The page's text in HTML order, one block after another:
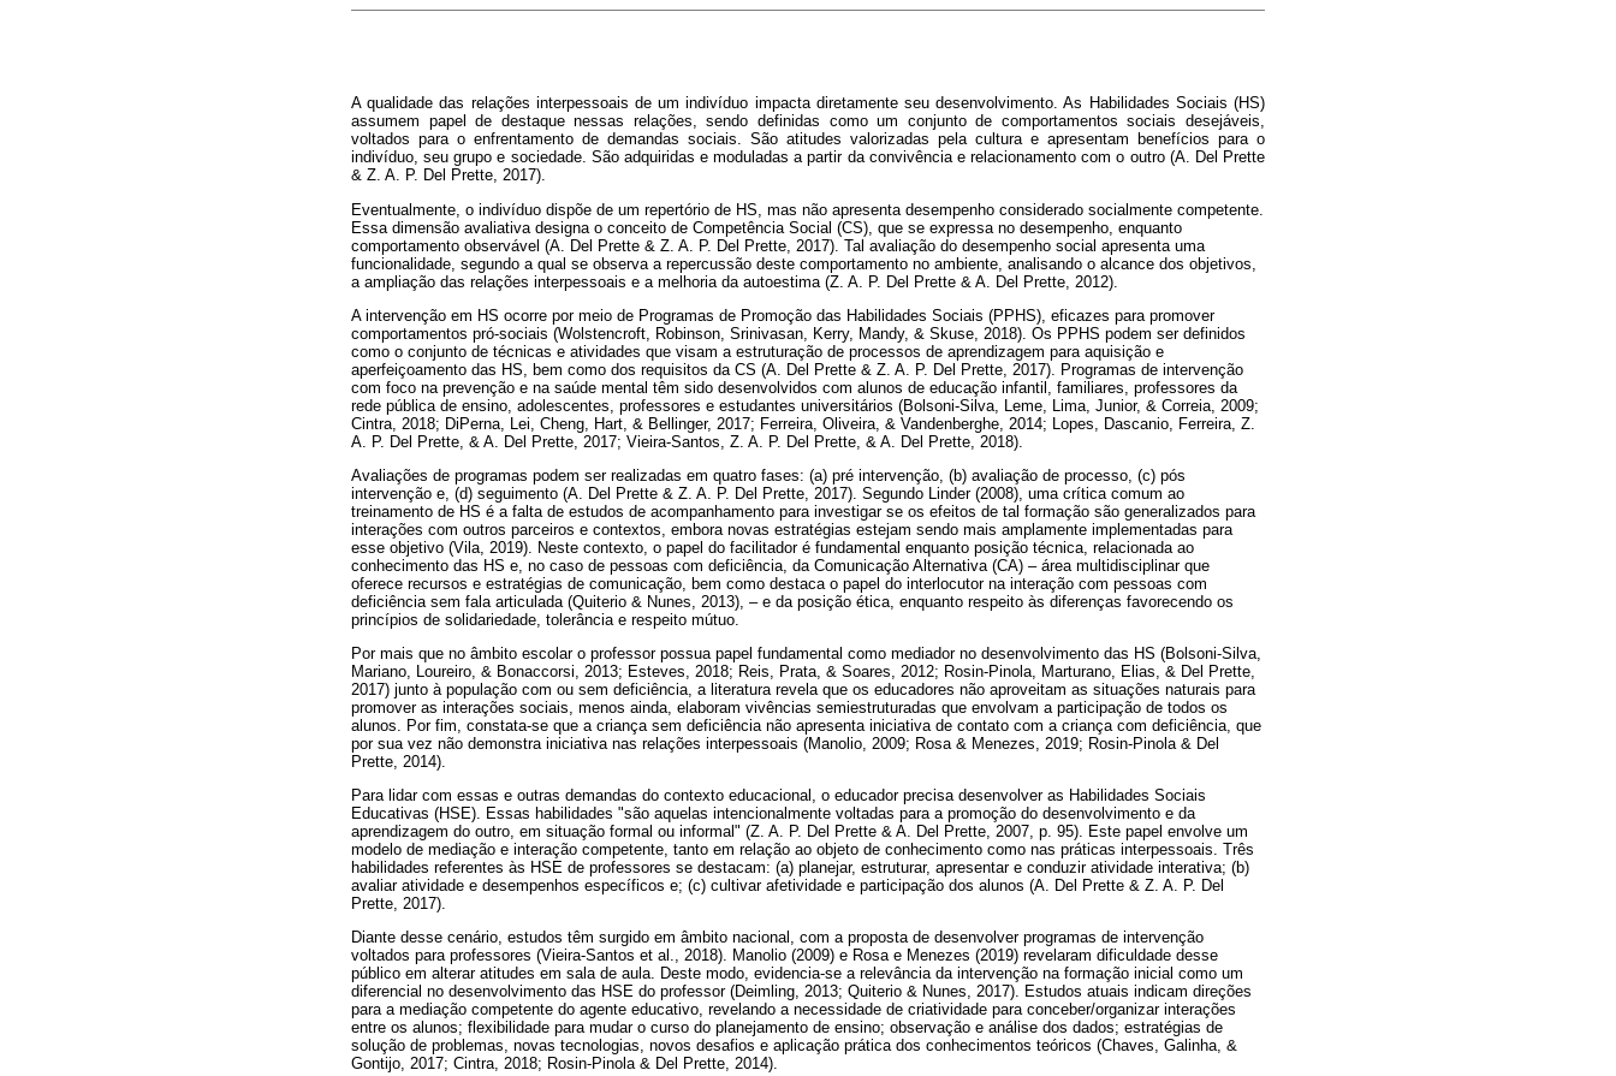
A qualidade das relações interpessoais de um indivíduo impacta diretamente seu desenvolvimento. As Habilidades Sociais (HS)
assumem papel de destaque nessas relações, sendo definidas como um conjunto de comportamentos sociais desejáveis,
voltados para o enfrentamento de demandas sociais. São atitudes valorizadas pela cultura e apresentam benefícios para o
indivíduo, seu grupo e sociedade. São adquiridas e moduladas a partir da convivência e relacionamento com o outro (A. Del Prette
& Z. A. P. Del Prette, 2017).
Eventualmente, o indivíduo dispõe de um repertório de HS, mas não apresenta desempenho considerado socialmente competente.
Essa dimensão avaliativa designa o conceito de Competência Social (CS), que se expressa no desempenho, enquanto
comportamento observável (A. Del Prette & Z. A. P. Del Prette, 2017). Tal avaliação do desempenho social apresenta uma
funcionalidade, segundo a qual se observa a repercussão deste comportamento no ambiente, analisando o alcance dos objetivos,
a ampliação das relações interpessoais e a melhoria da autoestima (Z. A. P. Del Prette & A. Del Prette, 2012).
A intervenção em HS ocorre por meio de Programas de Promoção das Habilidades Sociais (PPHS), eficazes para promover
comportamentos pró-sociais (Wolstencroft, Robinson, Srinivasan, Kerry, Mandy, & Skuse, 2018). Os PPHS podem ser definidos
como o conjunto de técnicas e atividades que visam a estruturação de processos de aprendizagem para aquisição e
aperfeiçoamento das HS, bem como dos requisitos da CS (A. Del Prette & Z. A. P. Del Prette, 2017). Programas de intervenção
com foco na prevenção e na saúde mental têm sido desenvolvidos com alunos de educação infantil, familiares, professores da
rede pública de ensino, adolescentes, professores e estudantes universitários (Bolsoni-Silva, Leme, Lima, Junior, & Correia, 2009;
Cintra, 2018; DiPerna, Lei, Cheng, Hart, & Bellinger, 2017; Ferreira, Oliveira, & Vandenberghe, 2014; Lopes, Dascanio, Ferreira, Z.
A. P. Del Prette, & A. Del Prette, 2017; Vieira-Santos, Z. A. P. Del Prette, & A. Del Prette, 2018).
Avaliações de programas podem ser realizadas em quatro fases: (a) pré intervenção, (b) avaliação de processo, (c) pós
intervenção e, (d) seguimento (A. Del Prette & Z. A. P. Del Prette, 2017). Segundo Linder (2008), uma crítica comum ao
treinamento de HS é a falta de estudos de acompanhamento para investigar se os efeitos de tal formação são generalizados para
interações com outros parceiros e contextos, embora novas estratégias estejam sendo mais amplamente implementadas para
esse objetivo (Vila, 2019). Neste contexto, o papel do facilitador é fundamental enquanto posição técnica, relacionada ao
conhecimento das HS e, no caso de pessoas com deficiência, da Comunicação Alternativa (CA) – área multidisciplinar que
oferece recursos e estratégias de comunicação, bem como destaca o papel do interlocutor na interação com pessoas com
deficiência sem fala articulada (Quiterio & Nunes, 2013), – e da posição ética, enquanto respeito às diferenças favorecendo os
princípios de solidariedade, tolerância e respeito mútuo.
Por mais que no âmbito escolar o professor possua papel fundamental como mediador no desenvolvimento das HS (Bolsoni-Silva,
Mariano, Loureiro, & Bonaccorsi, 2013; Esteves, 2018; Reis, Prata, & Soares, 2012; Rosin-Pinola, Marturano, Elias, & Del Prette,
2017) junto à população com ou sem deficiência, a literatura revela que os educadores não aproveitam as situações naturais para
promover as interações sociais, menos ainda, elaboram vivências semiestruturadas que envolvam a participação de todos os
alunos. Por fim, constata-se que a criança sem deficiência não apresenta iniciativa de contato com a criança com deficiência, que
por sua vez não demonstra iniciativa nas relações interpessoais (Manolio, 2009; Rosa & Menezes, 2019; Rosin-Pinola & Del
Prette, 2014).
Para lidar com essas e outras demandas do contexto educacional, o educador precisa desenvolver as Habilidades Sociais
Educativas (HSE). Essas habilidades "são aquelas intencionalmente voltadas para a promoção do desenvolvimento e da
aprendizagem do outro, em situação formal ou informal" (Z. A. P. Del Prette & A. Del Prette, 2007, p. 95). Este papel envolve um
modelo de mediação e interação competente, tanto em relação ao objeto de conhecimento como nas práticas interpessoais. Três
habilidades referentes às HSE de professores se destacam: (a) planejar, estruturar, apresentar e conduzir atividade interativa; (b)
avaliar atividade e desempenhos específicos e; (c) cultivar afetividade e participação dos alunos (A. Del Prette & Z. A. P. Del
Prette, 2017).
Diante desse cenário, estudos têm surgido em âmbito nacional, com a proposta de desenvolver programas de intervenção
voltados para professores (Vieira-Santos et al., 2018). Manolio (2009) e Rosa e Menezes (2019) revelaram dificuldade desse
público em alterar atitudes em sala de aula. Deste modo, evidencia-se a relevância da intervenção na formação inicial como um
diferencial no desenvolvimento das HSE do professor (Deimling, 2013; Quiterio & Nunes, 2017). Estudos atuais indicam direções
para a mediação competente do agente educativo, revelando a necessidade de criatividade para conceber/organizar interações
entre os alunos; flexibilidade para mudar o curso do planejamento de ensino; observação e análise dos dados; estratégias de
solução de problemas, novas tecnologias, novos desafios e aplicação prática dos conhecimentos teóricos (Chaves, Galinha, &
Gontijo, 2017; Cintra, 2018; Rosin-Pinola & Del Prette, 2014).